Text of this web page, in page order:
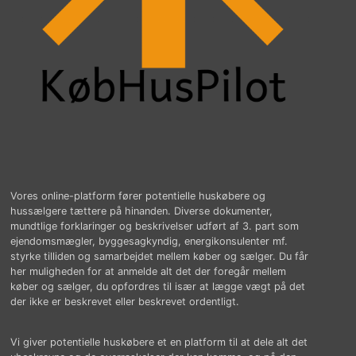
Vores online-platform fører potentielle huskøbere og
hussælgere tættere på hinanden. Diverse dokumenter,
mundtlige forklaringer og beskrivelser udført af 3. part som
ejendomsmægler, byggesagkyndig, energikonsulenter mf.
styrke tilliden og samarbejdet mellem køber og sælger. Du får
her muligheden for at anmelde alt det der foregår mellem
køber og sælger, du opfordres til især at lægge vægt på det
der ikke er beskrevet eller beskrevet ordentligt.
Vi giver potentielle huskøbere et en platform til at dele alt det